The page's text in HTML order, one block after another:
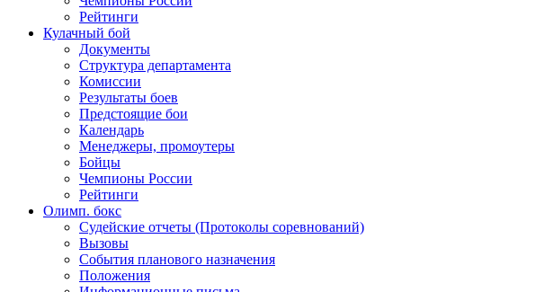
Рейтинги
Кулачный бой
Документы
Структура департамента
Комиссии
Результаты боев
Предстоящие бои
Календарь
Менеджеры, промоутеры
Бойцы
Чемпионы России
Рейтинги
Олимп. бокс
Судейские отчеты (Протоколы соревнований)
Вызовы
События планового назначения
Положения